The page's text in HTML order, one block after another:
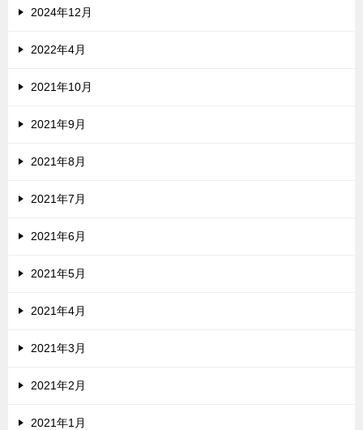
2024年12月
2022年4月
2021年10月
2021年9月
2021年8月
2021年7月
2021年6月
2021年5月
2021年4月
2021年3月
2021年2月
2021年1月